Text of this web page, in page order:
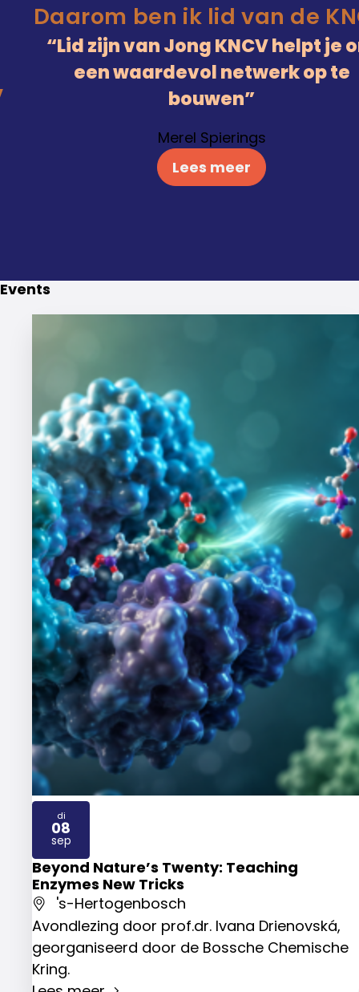
Daarom ben ik lid van de
Lid zijn van Jong KNCV helpt je
een waardevol netwerk op te
bouwen
Merel Spierings
Lees meer
Events
Beyond Nature’s Twenty: Teaching
Enzymes New Tricks
's-Hertogenbosch
Avondlezing door prof.dr. Ivana Drienovská,
georganiseerd door de Bossche Chemische
Kring.
di
08
sep
2026